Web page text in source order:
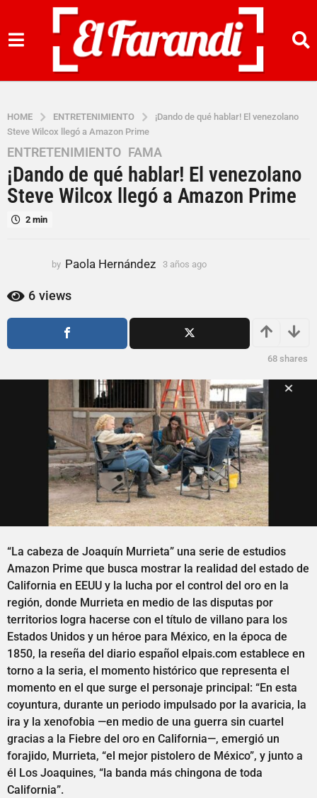
HOME ENTRETENIMIENTO
¡Dando de qué hablar! El venezolano
Steve Wilcox llegó a Amazon Prime
3
a
ñ
o
s
3
ñ
ENTRETENIMIENTO ,FAMA
¡Dando de qué hablar! El venezolano
Steve Wilcox llegó a Amazon Prime
2 min
by Paola Hernández 3 años ago
s
6 views
68 shares
“La cabeza de Joaquín Murrieta” una serie de estudios
Amazon Prime que busca mostrar la realidad del estado de
California en EEUU y la lucha por el control del oro en la
región, donde Murrieta en medio de las disputas por
territorios logra hacerse con el título de villano para los
Estados Unidos y un héroe para México, en la época de
1850, la reseña del diario español elpais.com establece en
torno a la seria, el momento histórico que representa el
momento en el que surge el personaje principal: “En esta
coyuntura, durante un periodo impulsado por la avaricia, la
ira y la xenofobia —en medio de una guerra sin cuartel
gracias a la Fiebre del oro en California—, emergió un
forajido, Murrieta, “el mejor pistolero de México”, y junto a
él Los Joaquines, “la banda más chingona de toda
California”.